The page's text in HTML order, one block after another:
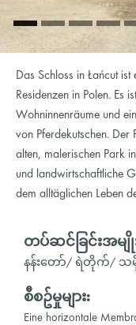
Das Schloss in Łańcut
Residenzen in Polen. Es
Wohninnenräume und
von Pferdekutschen. Der
alten, malerischen Park
und landwirtschaftliche
dem alltäglichen Leben
တပ်ဆင်ခြင်းအမျို
နန်းတော်/ ရဲတိုက်/
စီစဥ်မှုများ:
Eine horizontale